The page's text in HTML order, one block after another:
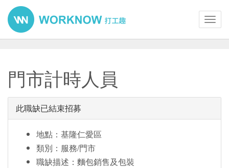
門市計時人員
此職缺已結束招募
地點：基隆仁愛區
類別：服務/門市
職缺描述：麵包銷售及包裝